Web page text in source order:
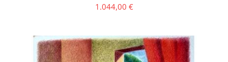
1.044,00 €